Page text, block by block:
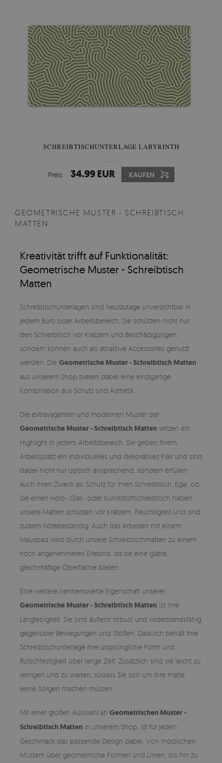
SCHREIBTISCHUNTERLAGE LABYRINTH
Preis: 34.99 EUR KAUFEN
GEOMETRISCHE MUSTER - SCHREIBTISCH
MATTEN
Kreativität trifft auf Funktionalität:
Geometrische Muster - Schreibtisch
Matten
Schreibtischunterlagen sind heutzutage unverzichtbar in
jedem Büro oder Arbeitsbereich. Sie schützen nicht nur
den Schreibtisch vor Kratzern und Beschädigungen,
sondern können auch als attraktive Accessoires genutzt
werden. Die Geometrische Muster - Schreibtisch Matten
aus unserem Shop bieten dabei eine einzigartige
Kombination aus Schutz und Ästhetik.
Die extravaganten und modernen Muster der
Geometrische Muster - Schreibtisch Matten setzen ein
Highlight in jedem Arbeitsbereich. Sie geben Ihrem
Arbeitsplatz ein individuelles und dekoratives Flair und sind
dabei nicht nur optisch ansprechend, sondern erfüllen
auch ihren Zweck als Schutz für Ihren Schreibtisch. Egal, ob
Sie einen Holz-, Glas- oder Kunststoffschreibtisch haben,
unsere Matten schützen vor Kratzern, Feuchtigkeit und sind
zudem hitzebeständig. Auch das Arbeiten mit einem
Mauspad wird durch unsere Schreibtischmatten zu einem
noch angenehmeren Erlebnis, da sie eine glatte,
gleichmäßige Oberfläche bieten.
Eine weitere nennenswerte Eigenschaft unserer
Geometrische Muster - Schreibtisch Matten ist ihre
Langlebigkeit. Sie sind äußerst robust und widerstandsfähig
gegenüber Bewegungen und Stößen. Dadurch behält Ihre
Schreibtischunterlage ihre ursprüngliche Form und
Rutschfestigkeit über lange Zeit. Zusätzlich sind sie leicht zu
reinigen und zu warten, sodass Sie sich um Ihre matte
keine Sorgen machen müssen.
Mit einer großen Auswahl an Geometrischen Muster -
Schreibtisch Matten in unserem Shop, ist für jeden
Geschmack das passende Design dabei. Von modischen
Mustern über geometrische Formen und Linien, bis hin zu